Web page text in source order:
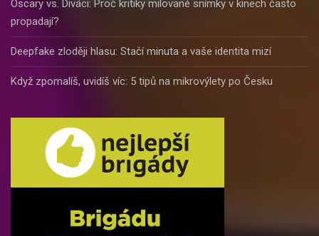
Oscary vs. Diváci: Proč kritiky milované snímky v kinech často
propadají?
Deepfake zloději hlasu: Stačí minuta a vaše identita mizí
Když zpomalíš, uvidíš víc: 5 tipů na mikrovýlety po Česku